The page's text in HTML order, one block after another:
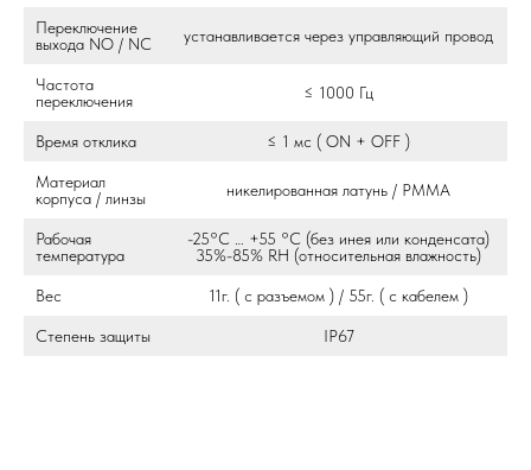
Переключение
выхода NO / NC
устанавливается через управляющий провод
Частота
переключения
≤ 1000 Гц
Время отклика ≤ 1 мс ( ON + OFF )
Материал
корпуса / линзы
никелированная латунь / PMMA
Рабочая
температура
-25°C … +55 °C (без инея или конденсата)
35%-85% RH (относительная влажность)
Вес 11г. ( с разъемом ) / 55г. ( с кабелем )
Степень защиты IP67